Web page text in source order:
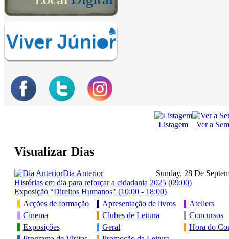
Listagem Ver a
Visualizar Dias
Dia Anterior
Sunday, 28 De
Histórias em dia para reforçar a cidadania 2025 (09:00)
Exposição “Direitos Humanos" (10:00 - 18:00)
Acções de formação
Apresentação de livros
Ateliers
Cinema
Clubes de Leitura
Concursos
Exposições
Geral
Hora do